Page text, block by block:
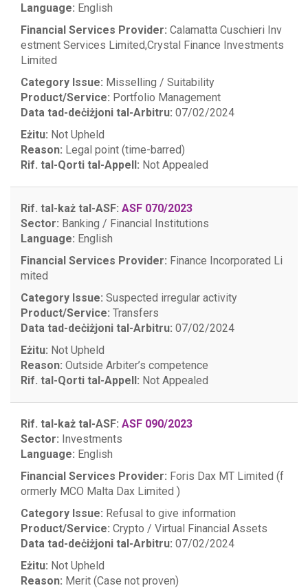
Language: English
Financial Services Provider: Calamatta Cuschieri Inv
estment Services Limited,Crystal Finance Investments
Limited
Category Issue: Misselling / Suitability
Product/Service: Portfolio Management
Data tad-deċiżjoni tal-Arbitru: 07/02/2024
Eżitu: Not Upheld
Reason: Legal point (time-barred)
Rif. tal-Qorti tal-Appell: Not Appealed
Rif. tal-każ tal-ASF: ASF 070/2023
Sector: Banking / Financial Institutions
Language: English
Financial Services Provider: Finance Incorporated Li
mited
Category Issue: Suspected irregular activity
Product/Service: Transfers
Data tad-deċiżjoni tal-Arbitru: 07/02/2024
Eżitu: Not Upheld
Reason: Outside Arbiter’s competence
Rif. tal-Qorti tal-Appell: Not Appealed
Rif. tal-każ tal-ASF: ASF 090/2023
Sector: Investments
Language: English
Financial Services Provider: Foris Dax MT Limited (f
ormerly MCO Malta Dax Limited )
Category Issue: Refusal to give information
Product/Service: Crypto / Virtual Financial Assets
Data tad-deċiżjoni tal-Arbitru: 07/02/2024
Eżitu: Not Upheld
Reason: Merit (Case not proven)